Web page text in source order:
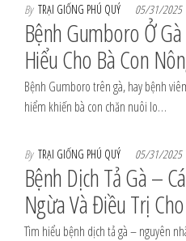
By TRẠI GIỐNG PHÚ QUÝ 05/31/2025
Bệnh Gumboro Ở
Hiểu Cho Bà Con
Bệnh Gumboro trên gà, hay bệnh
hiểm khiến bà con chăn nuôi lo…
By TRẠI GIỐNG PHÚ QUÝ 05/31/2025
Bệnh Dịch Tả Gà –
Ngừa Và Điều Trị
Tìm hiểu bệnh dịch tả gà – nguyên